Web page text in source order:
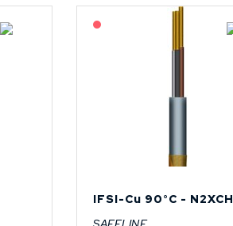
IFSI-Cu 90°C - N2XCH